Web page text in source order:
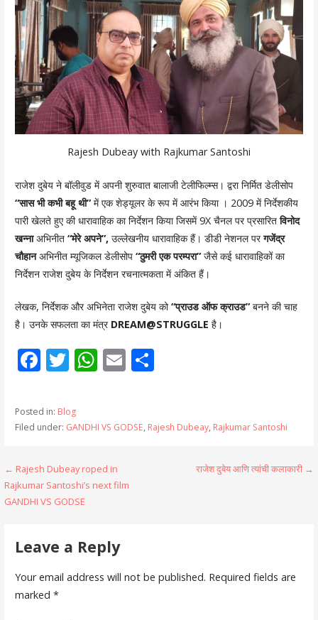
Rajesh Dubeay with Rajkumar Santoshi
राजेश दुबेय ने बॉलीवुड में अपनी शुरुवात बालाजी टेलीफिल्म्स। द्वरा निर्मित डेलीसोप
“सास भी कभी बहू थी”में एक शेड्यूलर के रूप में आरंभ किया । 2009 में निर्देशकीय
पारी खेलते हुए की धारावाहिक का निर्देशन किया जिसमें 9X चैनल पर प्रसारितविनोद
खन्नाअभिनीत “मेरे अपने”,उल्लेखनीय धारावाहिक हैं। डीडी नेशनल परगजेंद्र
चौहानअभिनीत म्यूजिकल डेलीसोप “ठुमरी एक परम्परा”जैसे कई धारावाहिकों का
निर्देशन राजेश दुबेय के निर्देशन रचनात्मकता में अंकित हैं।
लेखक, निर्देशक और अभिनेता राजेश दुबेय को“प्राउड ऑफ क्राउड”बनने की चाह
है। उनके सफलता का मंत्र DREAM@STRUGGLE है।
F
e
b
o
k
T
itt
er
W
s
p
p
E
l
S
e
Posted in: Blog
Filed under: GANDHI VS GODSE, Rajesh Dubeay, Rajkumar Santoshi
Post
navigation
← Rajesh Dubeay roped in
Rajkumar Santoshi’s next film
GANDHI VS GODSE
राजेश दुबेय आणि त्यांची कलाकारी →
Leave a Reply
Your email address will not be published. Required fields are
marked *